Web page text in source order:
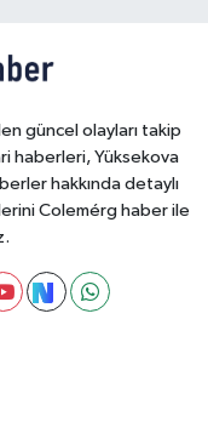
güncel olayları takip
haberleri, Yüksekova
hakkında detaylı
Colemérg haber ile